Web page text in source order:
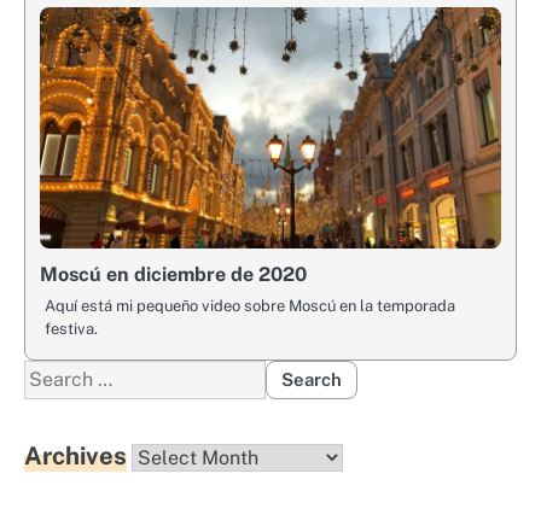
Moscú en diciembre de 2020
Aquí está mi pequeño video sobre Moscú en la temporada
festiva.
Search
for:
Archives Archives